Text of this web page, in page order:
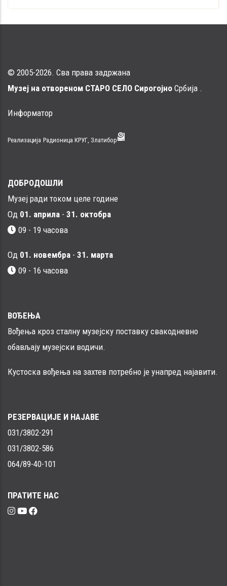
© 2005-2026. Сва права задржана
Музеј на отвореном СТАРО СЕЛО Сирогојно Србија .
Информатор
Реализација Радионица КРУГ, Златибор
ДОБРОДОШЛИ
Музеј ради током целе године
Од 01. априла - 31. октобра
09 - 19 часова
Од 01. новембра - 31. марта
09 - 16 часовa
ВОЂЕЊА
Вођења кроз сталну музејску поставку свакодневно
обављају музејски водичи.
Кустоска вођења на захтев потребно је унапред најавити.
РЕЗЕРВАЦИЈЕ И НАЈАВЕ
031/3802-291
031/3802-586
064/89-40-101
ПРАТИТЕ НАС